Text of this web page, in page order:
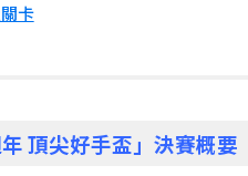
卡
年 頂尖好手盃」決賽概要